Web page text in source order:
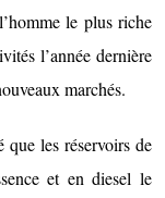
le plus riche
l’année dernière
marchés.
les réservoirs de
et en diesel le